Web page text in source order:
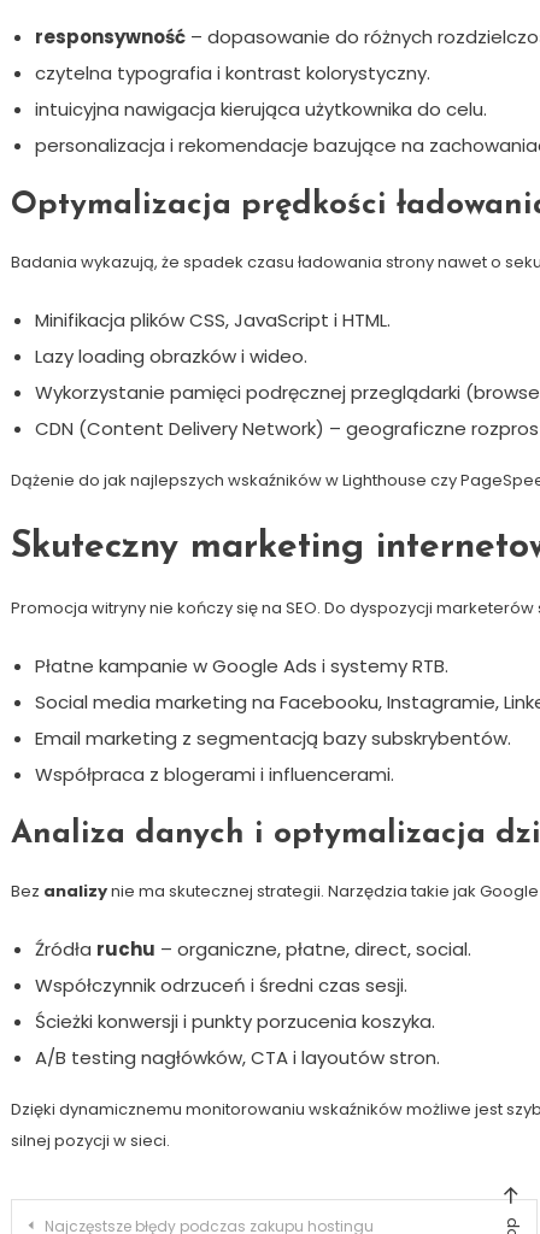
responsywność– dopasowanie do różnych
czytelna typografia i kontrast kolorystyczny.
intuicyjna nawigacja kierująca użytkownika do celu.
personalizacja i rekomendacje bazujące na
Optymalizacja prędkości
Badania wykazują, że spadek czasu ładowania strony nawet o
Minifikacja plików CSS, JavaScript i HTML.
Lazy loading obrazków i wideo.
Wykorzystanie pamięci podręcznej przeglądarki
CDN (Content Delivery Network) – geograficzne
Dążenie do jak najlepszych wskaźników w Lighthouse czy
Skuteczny marketing
Promocja witryny nie kończy się na SEO. Do dyspozycji marketerów
Płatne kampanie w Google Ads i systemy RTB.
Social media marketing na Facebooku, Instagramie,
Email marketing z segmentacją bazy subskrybentów.
Współpraca z blogerami i influencerami.
Analiza danych i optymalizacja
Bez analizynie ma skutecznej strategii. Narzędzia takie jak
Źródła ruchu – organiczne, płatne, direct, social.
Współczynnik odrzuceń i średni czas sesji.
Ścieżki konwersji i punkty porzucenia koszyka.
A/B testing nagłówków, CTA i layoutów stron.
Dzięki dynamicznemu monitorowaniu wskaźników możliwe jest
silnej pozycji w sieci.
Nawigacja
Najczęstsze błędy podczas zakupu hostingu